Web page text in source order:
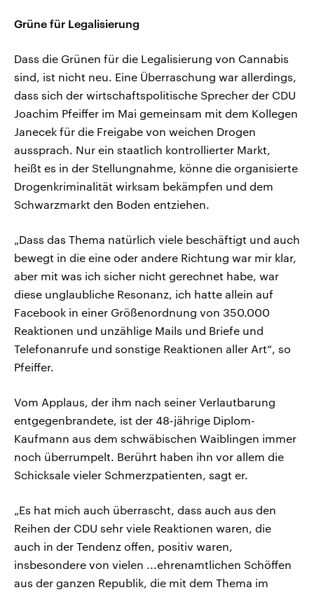
Grüne für Legalisierung
Dass die Grünen für die Legalisierung von Cannabis
sind, ist nicht neu. Eine Überraschung war allerdings,
dass sich der wirtschaftspolitische Sprecher der CDU
Joachim Pfeiffer im Mai gemeinsam mit dem Kollegen
Janecek für die Freigabe von weichen Drogen
aussprach. Nur ein staatlich kontrollierter Markt,
heißt es in der Stellungnahme, könne die organisierte
Drogenkriminalität wirksam bekämpfen und dem
Schwarzmarkt den Boden entziehen.
„Dass das Thema natürlich viele beschäftigt und auch
bewegt in die eine oder andere Richtung war mir klar,
aber mit was ich sicher nicht gerechnet habe, war
diese unglaubliche Resonanz, ich hatte allein auf
Facebook in einer Größenordnung von 350.000
Reaktionen und unzählige Mails und Briefe und
Telefonanrufe und sonstige Reaktionen aller Art“, so
Pfeiffer.
Vom Applaus, der ihm nach seiner Verlautbarung
entgegenbrandete, ist der 48-jährige Diplom-
Kaufmann aus dem schwäbischen Waiblingen immer
noch überrumpelt. Berührt haben ihn vor allem die
Schicksale vieler Schmerzpatienten, sagt er.
„Es hat mich auch überrascht, dass auch aus den
Reihen der CDU sehr viele Reaktionen waren, die
auch in der Tendenz offen, positiv waren,
insbesondere von vielen ...ehrenamtlichen Schöffen
aus der ganzen Republik, die mit dem Thema im